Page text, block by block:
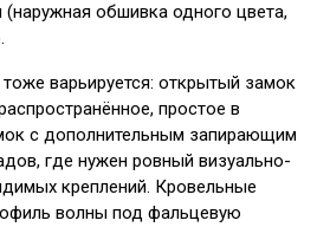
(наружная обшивка одного цвета,
варьируется: открытый замок
простое в
с дополнительным запирающим
где нужен ровный визуально-
креплений. Кровельные
волны под фальцевую